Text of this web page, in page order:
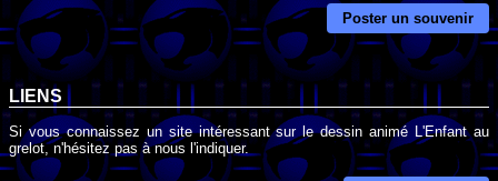
Poster un souvenir
LIENS
Si vous connaissez un site intéressant sur le dessin animé L'Enfant au
grelot, n'hésitez pas à nous l'indiquer.